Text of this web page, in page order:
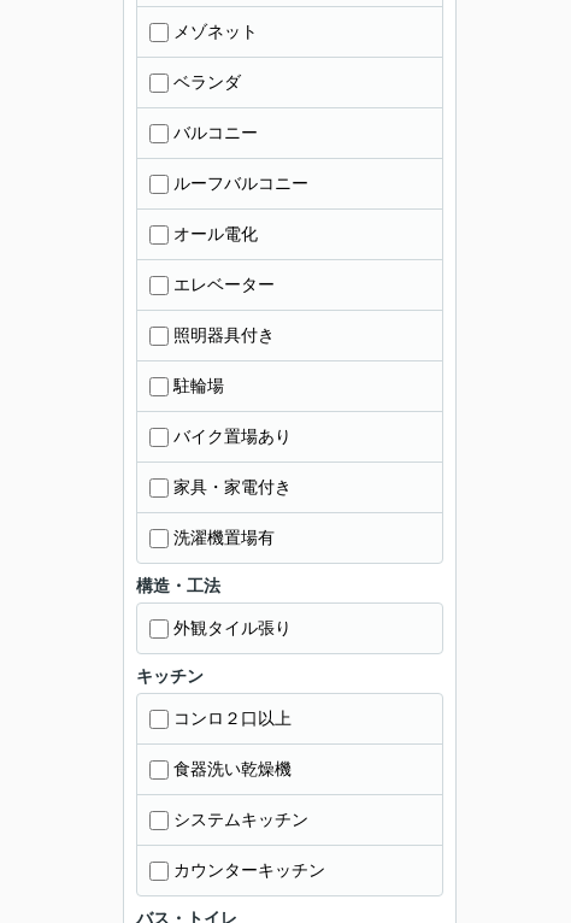
メゾネット
ベランダ
バルコニー
ルーフバルコニー
オール電化
エレベーター
照明器具付き
駐輪場
バイク置場あり
家具・家電付き
洗濯機置場有
構造・工法
外観タイル張り
キッチン
コンロ２口以上
食器洗い乾燥機
システムキッチン
カウンターキッチン
バス・トイレ